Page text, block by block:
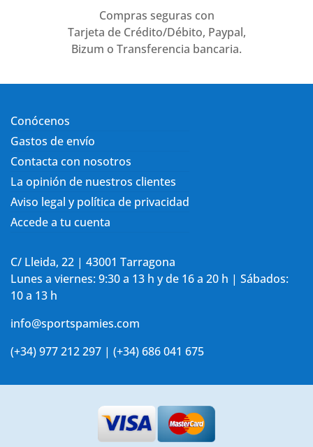
Compras seguras con
Tarjeta de Crédito/Débito, Paypal,
Bizum o Transferencia bancaria.
Conócenos
Gastos de envío
Contacta con nosotros
La opinión de nuestros clientes
Aviso legal y política de privacidad
Accede a tu cuenta
C/ Lleida, 22 | 43001 Tarragona
Lunes a viernes: 9:30 a 13 h y de 16 a 20 h | Sábados:
10 a 13 h
info@sportspamies.com
(+34) 977 212 297 | (+34) 686 041 675